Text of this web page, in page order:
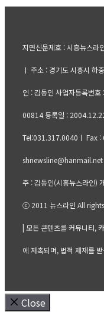
지면신문제호 : 시흥뉴스라
ㅣ 주소 : 경기도 시흥시
인 : 김동인 사업자등록번
00814 등록일 :
Tel:031.317.0040ㅣ Fax
shnewsline@hanmail.net
주 : 김동인(시흥뉴스라인)
ⓒ 2011 뉴스라인 All
| 모든 콘텐츠를 커뮤니티,
에 저촉되며, 법적 제재를
Close